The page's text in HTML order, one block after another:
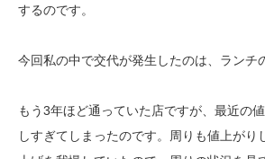
するのです。
今回私の中で交代が発生したのは、ランチ
もう3年ほど通っていた店ですが、最近の
しすぎてしまったのです。周りも値上がり